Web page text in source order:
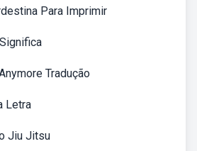
Para Imprimir
Tradução
Letra
Jiu Jitsu